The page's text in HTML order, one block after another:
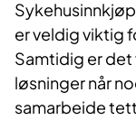
er veldig viktig
Samtidig er det
løsninger når
samarbeide